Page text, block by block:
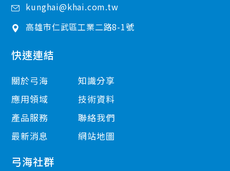
kunghai@khai.com.tw
高雄市仁武區工業二路8-1號
快速連結
關於弓海
應用領域
產品服務
最新消息
知識分享
技術資料
聯絡我們
網站地圖
弓海社群